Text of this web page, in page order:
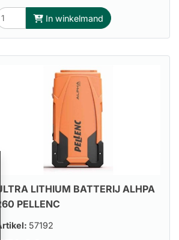
In winkelmand
ULTRA LITHIUM BATTERIJ ALHPA
260 PELLENC
Artikel: 57192